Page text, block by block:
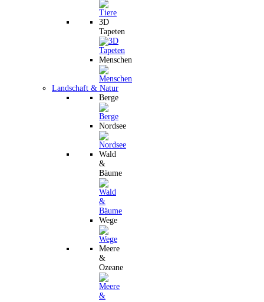
3D
Tapeten
Menschen
Landschaft & Natur
Berge
Nordsee
Wald
&
Bäume
Wege
Meere
&
Ozeane